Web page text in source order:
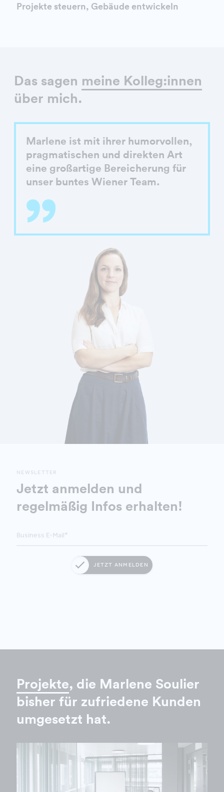
Projekte steuern, Gebäude entwickeln
Das sagen meine Kolleg:innen
über mich.
Marlene ist mit ihrer humorvollen,
pragmatischen und direkten Art
eine großartige Bereicherung für
unser buntes Wiener Team.
NEWSLETTER
Jetzt anmelden und
regelmäßig Infos erhalten!
JETZT ANMELDEN
Projekte, die Marlene Soulier
bisher für zufriedene Kunden
umgesetzt hat.